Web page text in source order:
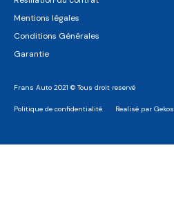
Mentions légales
Conditions Générales
Garantie
Frans Auto 2021 © Tous droit reservé
Politique de confidentialité Realisé par Gekos